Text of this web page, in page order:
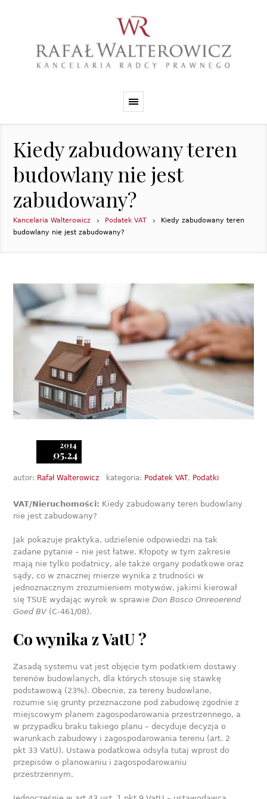
Kiedy zabudowany teren
budowlany nie jest
zabudowany?
Kancelaria Walterowicz Podatek VAT
Kiedy zabudowany teren
budowlany nie jest zabudowany?
2014
05.24
autor: Rafał Walterowicz kategoria: Podatek VAT, Podatki
VAT/Nieruchomości: Kiedy zabudowany teren budowlany
nie jest zabudowany?
Jak pokazuje praktyka, udzielenie odpowiedzi na tak
zadane pytanie – nie jest łatwe. Kłopoty w tym zakresie
mają nie tylko podatnicy, ale także organy podatkowe oraz
sądy, co w znacznej mierze wynika z trudności w
jednoznacznym zrozumieniem motywów, jakimi kierował
się TSUE wydając wyrok w sprawieDon Bosco Onreoerend
Goed BV (C-461/08).
Co wynika z VatU ?
Zasadą systemu vat jest objęcie tym podatkiem dostawy
terenów budowlanych, dla których stosuje się stawkę
podstawową (23%). Obecnie, za tereny budowlane,
rozumie się grunty przeznaczone pod zabudowę zgodnie z
miejscowym planem zagospodarowania przestrzennego, a
w przypadku braku takiego planu – decyduje decyzja o
warunkach zabudowy i zagospodarowania terenu (art. 2
pkt 33 VatU). Ustawa podatkowa odsyła tutaj wprost do
przepisów o planowaniu i zagospodarowaniu
przestrzennym.